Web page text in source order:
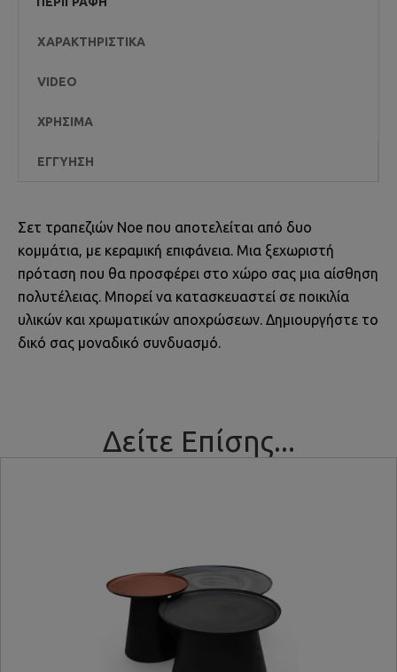
ΧΑΡΑΚΤΗΡΙΣΤΙΚΆ
VIDEO
ΧΡΉΣΙΜΑ
ΕΓΓΎΗΣΗ
Σετ τραπεζιών Noe που αποτελείται από δυο
κομμάτια, με κεραμική επιφάνεια. Μια ξεχωριστή
πρόταση που θα προσφέρει στο χώρο σας μια αίσθηση
πολυτέλειας. Μπορεί να κατασκευαστεί σε ποικιλία
υλικών και χρωματικών αποχρώσεων. Δημιουργήστε το
δικό σας μοναδικό συνδυασμό.
Δείτε Επίσης...